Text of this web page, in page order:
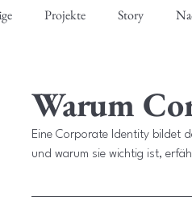
Projekte Story
Warum
Eine Corporate Identity bildet
und warum sie wichtig ist,